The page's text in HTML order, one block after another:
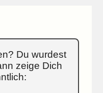
Du wurdest
zeige Dich